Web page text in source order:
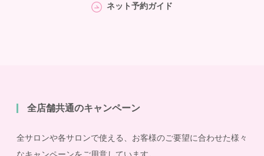
ネット予約ガイド
全店舗共通のキャンペーン
全サロンや各サロンで使える、お客様のご要望に合わせた様々